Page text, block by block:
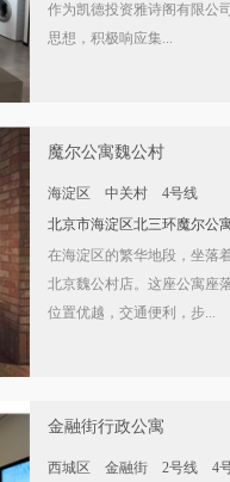
作为凯德投资雅诗阁有限公
思想，积极响应集...
魔尔公寓魏公村
海淀区 中关村
4号线
北京市海淀区北三环魔尔公
在海淀区的繁华地段，坐落
北京魏公村店。这座公寓座
位置优越，交通便利，步...
金融街行政公寓
西城区 金融街 2号线
4